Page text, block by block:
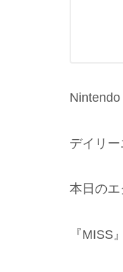
デイリー
本日のエ
『MISS